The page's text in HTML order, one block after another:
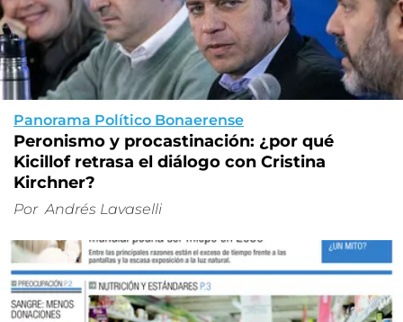
Panorama Político Bonaerense
Peronismo y procastinación: ¿por qué
Kicillof retrasa el diálogo con Cristina
Kirchner?
Por Andrés Lavaselli